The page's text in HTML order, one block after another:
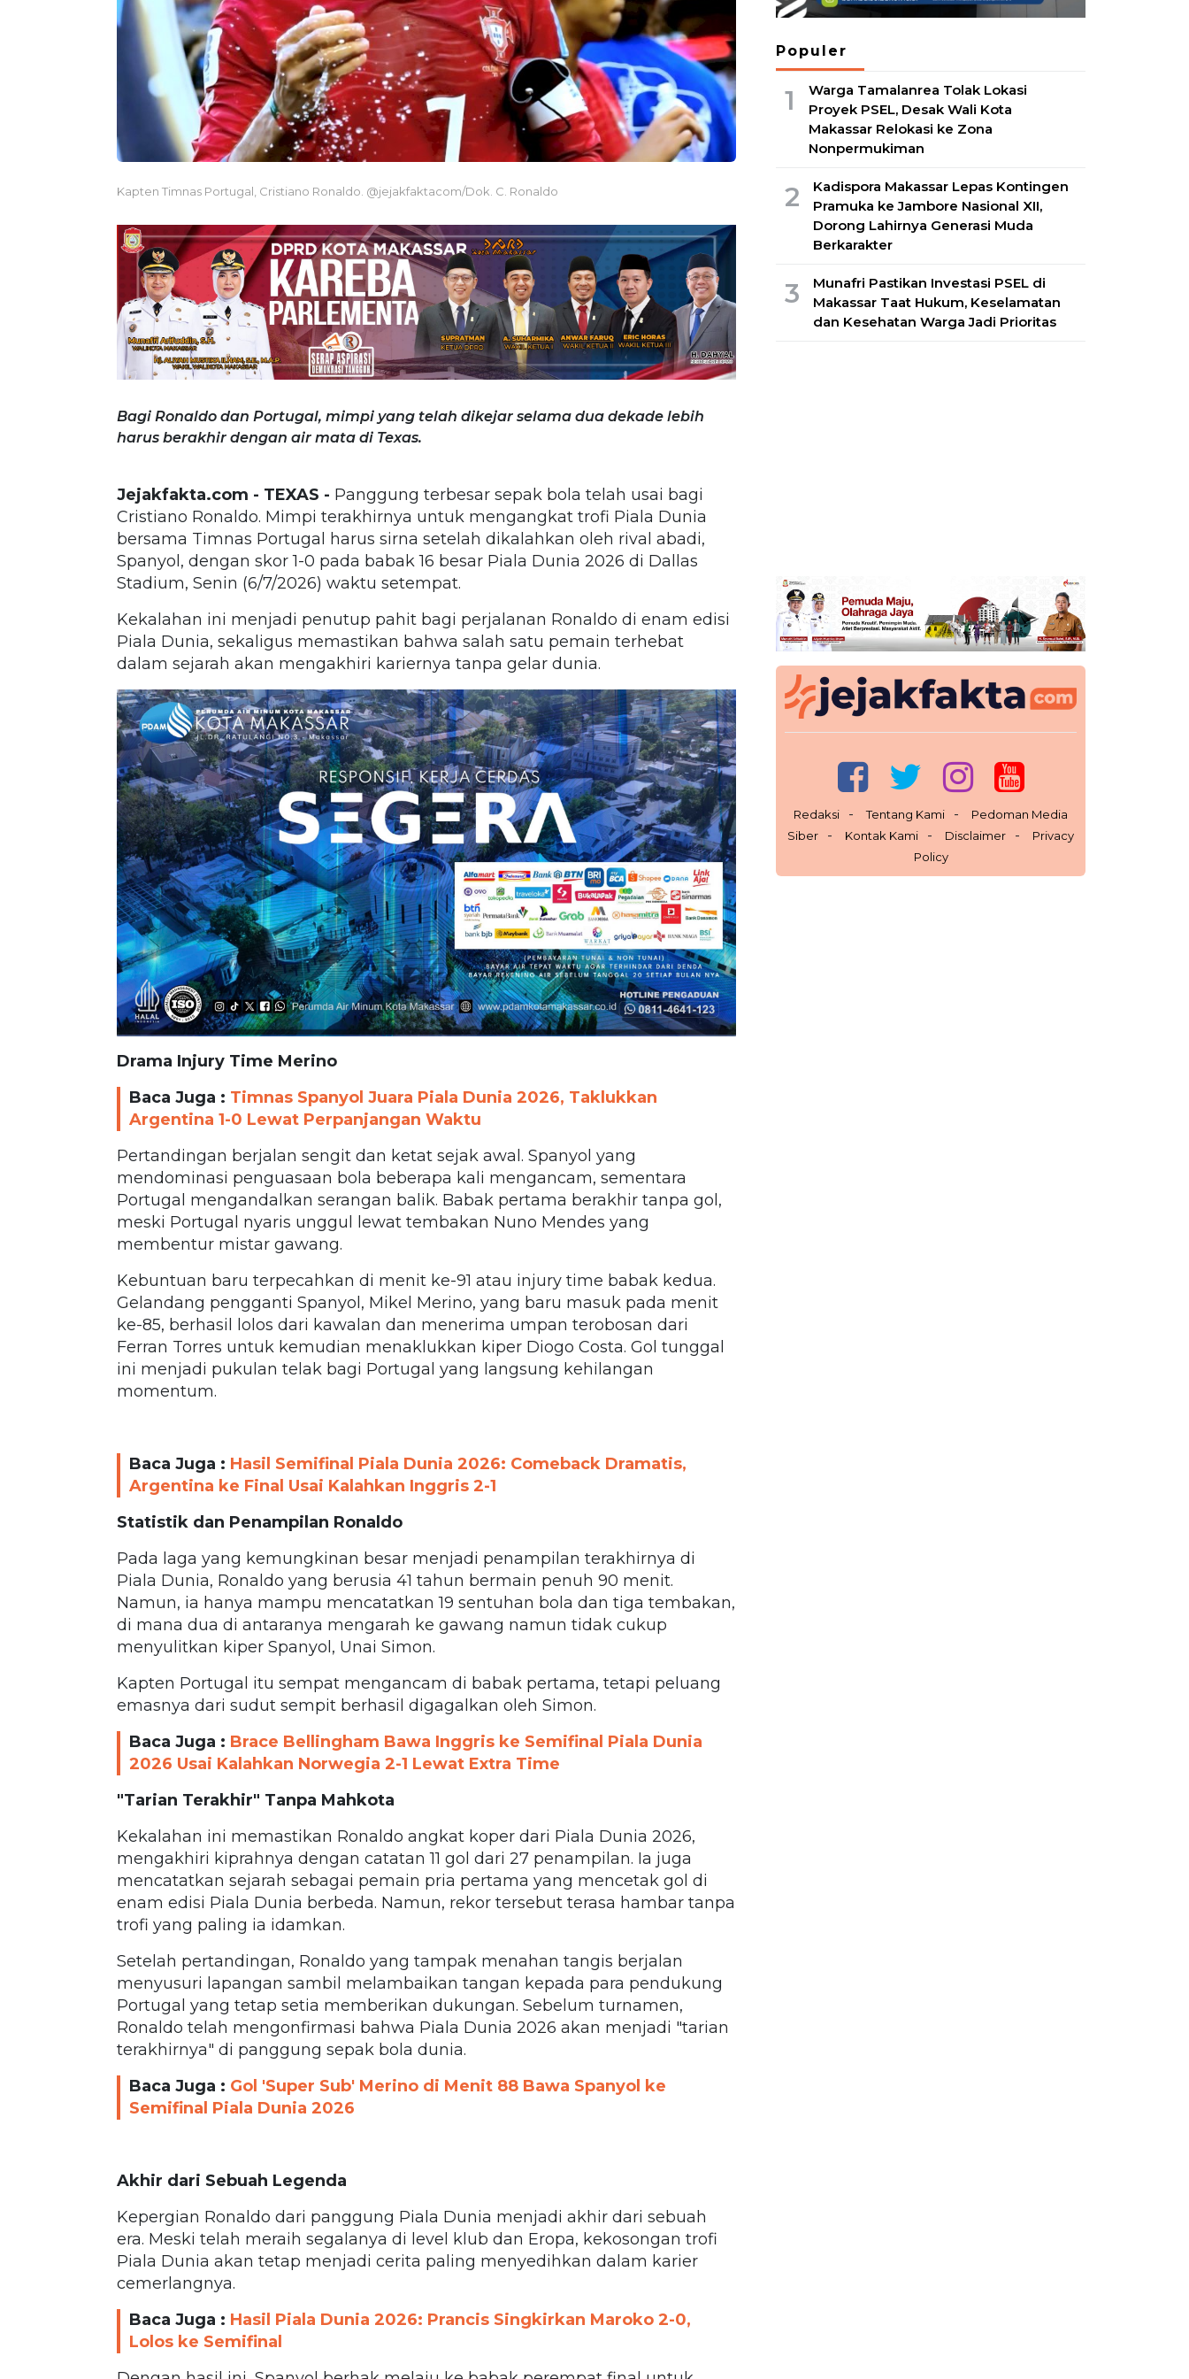
Kapten Timnas Portugal, Cristiano Ronaldo. @jejakfaktacom/Dok. C. Ronaldo
Bagi Ronaldo dan Portugal, mimpi yang telah dikejar selama dua dekade lebih
harus berakhir dengan air mata di Texas.
Jejakfakta.com - TEXAS - Panggung terbesar sepak bola telah usai bagi
Cristiano Ronaldo. Mimpi terakhirnya untuk mengangkat trofi Piala Dunia
bersama Timnas Portugal harus sirna setelah dikalahkan oleh rival abadi,
Spanyol, dengan skor 1-0 pada babak 16 besar Piala Dunia 2026 di Dallas
Stadium, Senin (6/7/2026) waktu setempat.
Kekalahan ini menjadi penutup pahit bagi perjalanan Ronaldo di enam edisi
Piala Dunia, sekaligus memastikan bahwa salah satu pemain terhebat
dalam sejarah akan mengakhiri kariernya tanpa gelar dunia.
Drama Injury Time Merino
Baca Juga : Timnas Spanyol Juara Piala Dunia 2026, Taklukkan
Argentina 1-0 Lewat Perpanjangan Waktu
Pertandingan berjalan sengit dan ketat sejak awal. Spanyol yang
mendominasi penguasaan bola beberapa kali mengancam, sementara
Portugal mengandalkan serangan balik. Babak pertama berakhir tanpa gol,
meski Portugal nyaris unggul lewat tembakan Nuno Mendes yang
membentur mistar gawang.
Kebuntuan baru terpecahkan di menit ke-91 atau injury time babak kedua.
Gelandang pengganti Spanyol, Mikel Merino, yang baru masuk pada menit
ke-85, berhasil lolos dari kawalan dan menerima umpan terobosan dari
Ferran Torres untuk kemudian menaklukkan kiper Diogo Costa. Gol tunggal
ini menjadi pukulan telak bagi Portugal yang langsung kehilangan
momentum.
Baca Juga : Hasil Semifinal Piala Dunia 2026: Comeback Dramatis,
Argentina ke Final Usai Kalahkan Inggris 2-1
Statistik dan Penampilan Ronaldo
Pada laga yang kemungkinan besar menjadi penampilan terakhirnya di
Piala Dunia, Ronaldo yang berusia 41 tahun bermain penuh 90 menit.
Namun, ia hanya mampu mencatatkan 19 sentuhan bola dan tiga tembakan,
di mana dua di antaranya mengarah ke gawang namun tidak cukup
menyulitkan kiper Spanyol, Unai Simon.
Kapten Portugal itu sempat mengancam di babak pertama, tetapi peluang
emasnya dari sudut sempit berhasil digagalkan oleh Simon.
Baca Juga : Brace Bellingham Bawa Inggris ke Semifinal Piala Dunia
2026 Usai Kalahkan Norwegia 2-1 Lewat Extra Time
"Tarian Terakhir" Tanpa Mahkota
Kekalahan ini memastikan Ronaldo angkat koper dari Piala Dunia 2026,
mengakhiri kiprahnya dengan catatan 11 gol dari 27 penampilan. Ia juga
mencatatkan sejarah sebagai pemain pria pertama yang mencetak gol di
enam edisi Piala Dunia berbeda. Namun, rekor tersebut terasa hambar tanpa
trofi yang paling ia idamkan.
Setelah pertandingan, Ronaldo yang tampak menahan tangis berjalan
menyusuri lapangan sambil melambaikan tangan kepada para pendukung
Portugal yang tetap setia memberikan dukungan. Sebelum turnamen,
Ronaldo telah mengonfirmasi bahwa Piala Dunia 2026 akan menjadi "tarian
terakhirnya" di panggung sepak bola dunia.
Baca Juga : Gol 'Super Sub' Merino di Menit 88 Bawa Spanyol ke
Semifinal Piala Dunia 2026
Akhir dari Sebuah Legenda
Kepergian Ronaldo dari panggung Piala Dunia menjadi akhir dari sebuah
era. Meski telah meraih segalanya di level klub dan Eropa, kekosongan trofi
Piala Dunia akan tetap menjadi cerita paling menyedihkan dalam karier
cemerlangnya.
Baca Juga : Hasil Piala Dunia 2026: Prancis Singkirkan Maroko 2-0,
Lolos ke Semifinal
Populer
1
Warga Tamalanrea Tolak Lokasi
Proyek PSEL, Desak Wali Kota
Makassar Relokasi ke Zona
Nonpermukiman
2
Kadispora Makassar Lepas Kontingen
Pramuka ke Jambore Nasional XII,
Dorong Lahirnya Generasi Muda
Berkarakter
3
Munafri Pastikan Investasi PSEL di
Makassar Taat Hukum, Keselamatan
dan Kesehatan Warga Jadi Prioritas
Redaksi Tentang Kami
Pedoman Media
Siber
Kontak Kami Disclaimer
Privacy
Policy